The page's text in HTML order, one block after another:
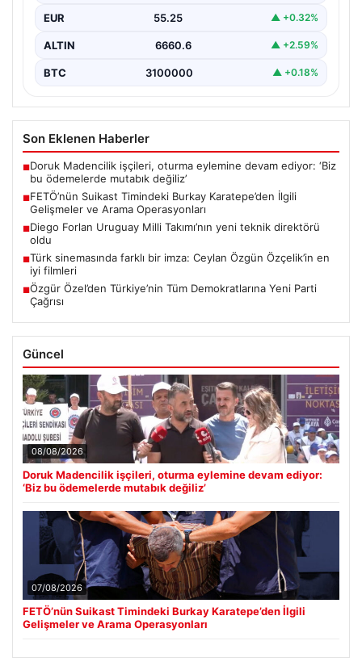
planında yer…
EUR 55.25 ▲ +0.32%
ALTIN 6660.6 ▲ +2.59%
BTC 3100000 ▲ +0.18%
Son Eklenen Haberler
■Doruk Madencilik işçileri, oturma eylemine devam ediyor: ‘Biz
bu ödemelerde mutabık değiliz’
■FETÖ’nün Suikast Timindeki Burkay Karatepe’den İlgili
Gelişmeler ve Arama Operasyonları
■Diego Forlan Uruguay Milli Takımı’nın yeni teknik direktörü
oldu
■Türk sinemasında farklı bir imza: Ceylan Özgün Özçelik’in en
iyi filmleri
■Özgür Özel’den Türkiye’nin Tüm Demokratlarına Yeni Parti
Çağrısı
Güncel
08/08/2026
Doruk Madencilik işçileri, oturma eylemine devam ediyor:
‘Biz bu ödemelerde mutabık değiliz’
07/08/2026
FETÖ’nün Suikast Timindeki Burkay Karatepe’den İlgili
Gelişmeler ve Arama Operasyonları